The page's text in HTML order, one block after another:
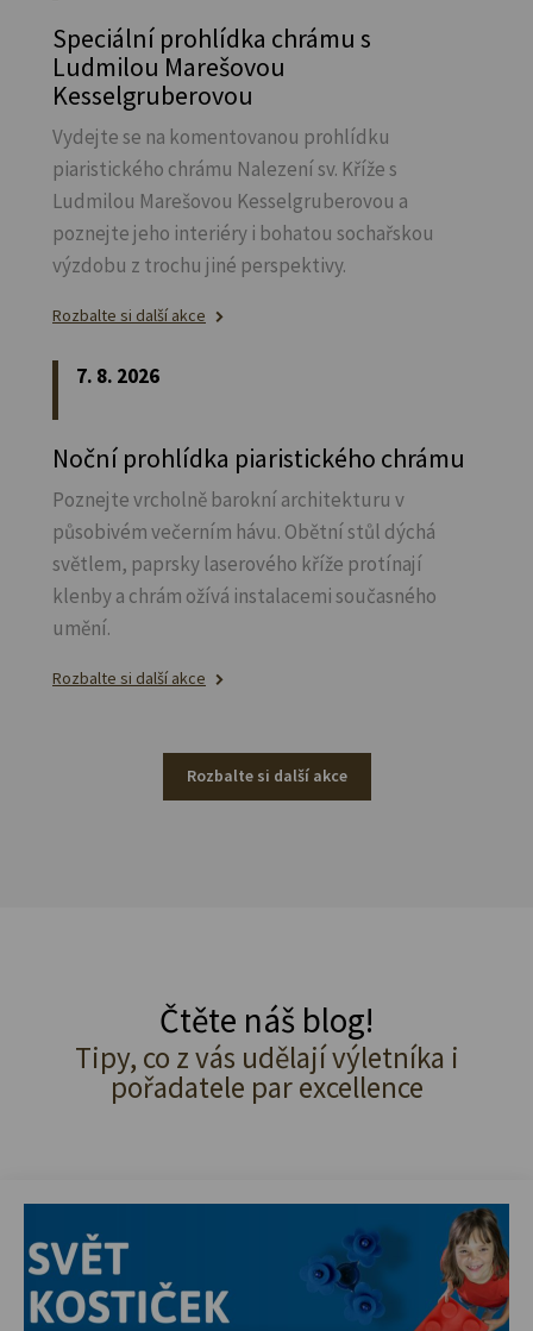
Speciální prohlídka chrámu s
Ludmilou Marešovou
Kesselgruberovou
Vydejte se na komentovanou prohlídku
piaristického chrámu Nalezení sv. Kříže s
Ludmilou Marešovou Kesselgruberovou a
poznejte jeho interiéry i bohatou sochařskou
výzdobu z trochu jiné perspektivy.
Rozbalte si další akce
7. 8. 2026
Noční prohlídka piaristického chrámu
Poznejte vrcholně barokní architekturu v
působivém večerním hávu. Obětní stůl dýchá
světlem, paprsky laserového kříže protínají
klenby a chrám ožívá instalacemi současného
umění.
Rozbalte si další akce
Rozbalte si další akce
Čtěte náš blog!
Tipy, co z vás udělají výletníka i
pořadatele par excellence